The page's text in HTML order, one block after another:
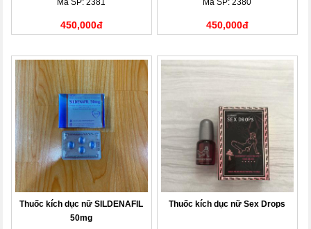
Mã SP: 2381
450,000đ
Mã SP: 2380
450,000đ
Thuốc kích dục nữ SILDENAFIL
50mg
Thuốc kích dục nữ Sex Drops